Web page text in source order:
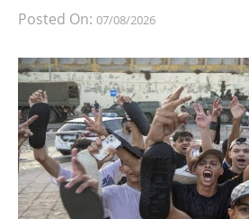
Posted On: 07/08/2026